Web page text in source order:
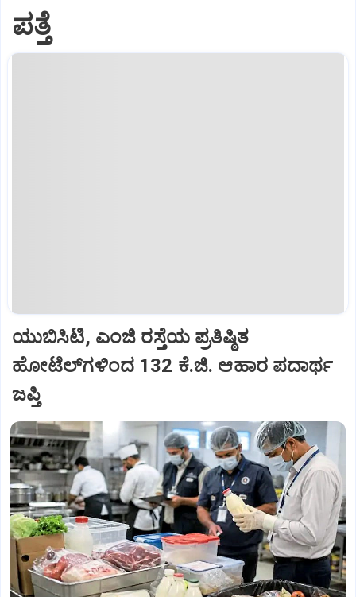
ಪತ್ತೆ
ಯುಬಿಸಿಟಿ, ಎಂಜಿ ರಸ್ತೆಯ ಪ್ರತಿಷ್ಠಿತ
ಹೋಟೆಲ್‌ಗ‌ಳಿಂದ 132 ಕೆ.ಜಿ. ಆಹಾರ ಪದಾರ್ಥ
ಜಪ್ತಿ